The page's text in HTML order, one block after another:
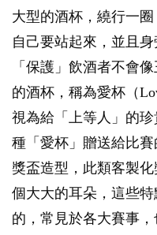
大型的酒杯，繞行一
自己要站起來，並且
「保護」飲酒者不會
的酒杯，稱為愛杯（
視為給「上等人」的
種「愛杯」贈送給比
獎盃造型，此類客製
個大大的耳朵，這些
的，常見於各大賽事，